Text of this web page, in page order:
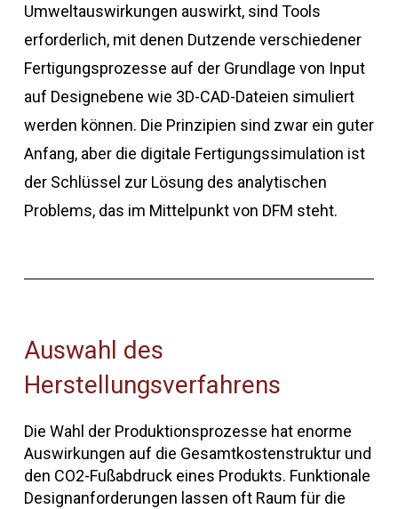
Umweltauswirkungen auswirkt, sind Tools
erforderlich, mit denen Dutzende verschiedener
Fertigungsprozesse auf der Grundlage von Input
auf Designebene wie 3D-CAD-Dateien simuliert
werden können. Die Prinzipien sind zwar ein guter
Anfang, aber die digitale Fertigungssimulation ist
der Schlüssel zur Lösung des analytischen
Problems, das im Mittelpunkt von DFM steht.
Auswahl des
Herstellungsverfahrens
Die Wahl der Produktionsprozesse hat enorme
Auswirkungen auf die Gesamtkostenstruktur und
den CO2-Fußabdruck eines Produkts. Funktionale
Designanforderungen lassen oft Raum für die